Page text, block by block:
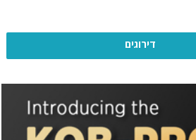
דירוגים